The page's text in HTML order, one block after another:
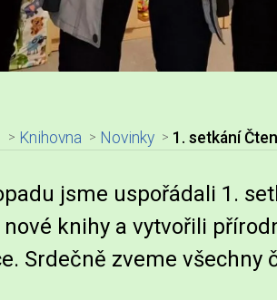
Knihovna Novinky 1. setkání
článku
jsme uspořádali 1.
knihy a vytvořili
Srdečně zveme všechny